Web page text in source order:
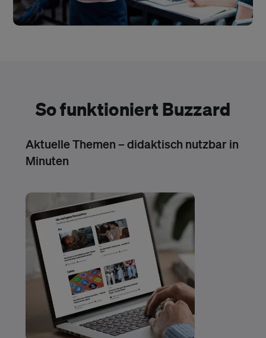
So funktioniert Buzzard
Aktuelle Themen – didaktisch nutzbar in
Minuten